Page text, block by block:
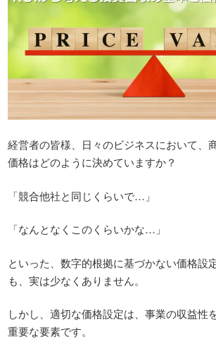
経営者の皆様、日々のビジネスにおいて、
価格はどのように決めていますか？
「競合他社と同じくらいで…」
「なんとなくこのくらいかな…」
といった、数字的根拠に基づかない価格設
も、実は少なくありません。
しかし、適切な価格設定は、事業の収益性
重要な要素です。